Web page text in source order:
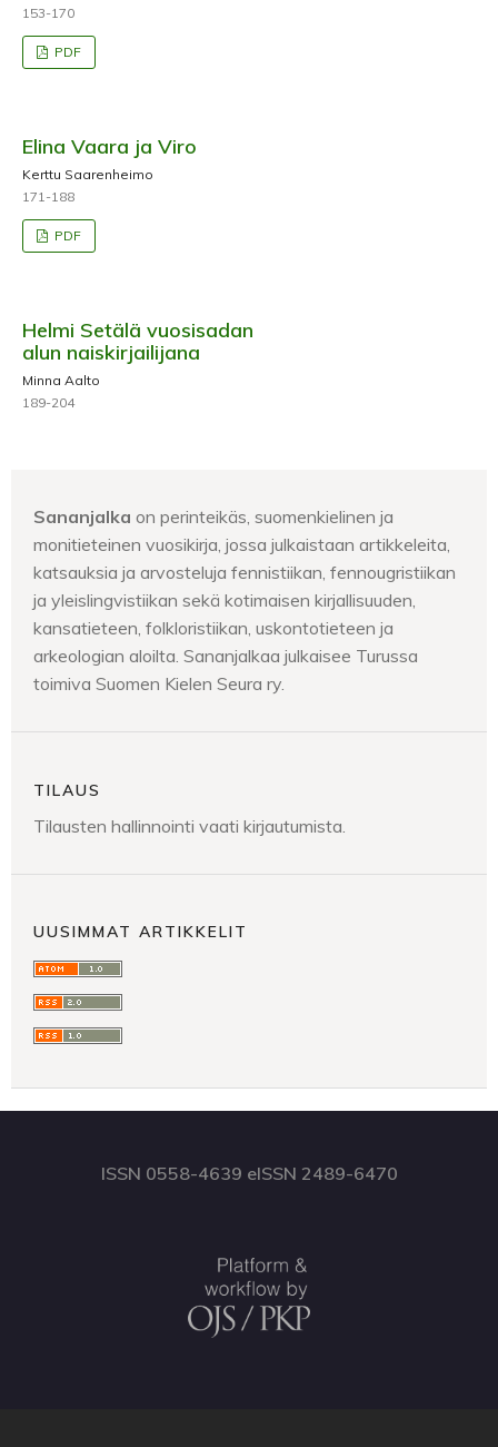
153-170
PDF
Elina Vaara ja Viro
Kerttu Saarenheimo
171-188
PDF
Helmi Setälä vuosisadan
alun naiskirjailijana
Minna Aalto
189-204
Sananjalka on perinteikäs, suomenkielinen ja
monitieteinen vuosikirja, jossa julkaistaan artikkeleita,
katsauksia ja arvosteluja fennistiikan, fennougristiikan
ja yleislingvistiikan sekä kotimaisen kirjallisuuden,
kansatieteen, folkloristiikan, uskontotieteen ja
arkeologian aloilta. Sananjalkaa julkaisee Turussa
toimiva Suomen Kielen Seura ry.
TILAUS
Tilausten hallinnointi vaati kirjautumista.
UUSIMMAT ARTIKKELIT
ISSN 0558-4639 eISSN 2489-6470